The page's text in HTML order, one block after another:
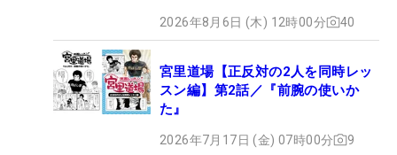
2026年8月6日 (木) 12時00分 40
宮里道場【正反対の2人を同時レッ
スン編】第2話／『前腕の使いか
た』
2026年7月17日 (金) 07時00分 9